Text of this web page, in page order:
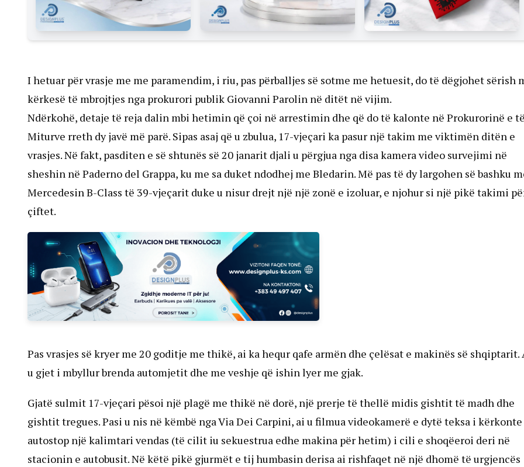
I hetuar për vrasje me me paramendim, i riu, pas përballjes së sotme me hetuesit, do të dëgjohet sërish
kërkesë të mbrojtjes nga prokurori publik Giovanni Parolin në ditët në vijim.
Ndërkohë, detaje të reja dalin mbi hetimin që çoi në arrestimin dhe që do të kalonte në Prokurorinë e
Miturve rreth dy javë më parë. Sipas asaj që u zbulua, 17-vjeçari ka pasur një takim me viktimën ditën e
vrasjes. Në fakt, pasditen e së shtunës së 20 janarit djali u përgjua nga disa kamera video survejimi në
sheshin në Paderno del Grappa, ku me sa duket ndodhej me Bledarin. Më pas të dy largohen së bashku
Mercedesin B-Class të 39-vjeçarit duke u nisur drejt një një zonë e izoluar, e njohur si një pikë takimi
çiftet.
Pas vrasjes së kryer me 20 goditje me thikë, ai ka hequr qafe armën dhe çelësat e makinës së shqiptarit.
u gjet i mbyllur brenda automjetit dhe me veshje që ishin lyer me gjak.
Gjatë sulmit 17-vjeçari pësoi një plagë me thikë në dorë, një prerje të thellë midis gishtit të madh dhe
gishtit tregues. Pasi u nis në këmbë nga Via Dei Carpini, ai u filmua videokamerë e dytë teksa i kërkonte
autostop një kalimtari vendas (të cilit iu sekuestrua edhe makina për hetim) i cili e shoqëeroi deri në
stacionin e autobusit. Në këtë pikë gjurmët e tij humbasin derisa ai rishfaqet në një dhomë të urgjencës